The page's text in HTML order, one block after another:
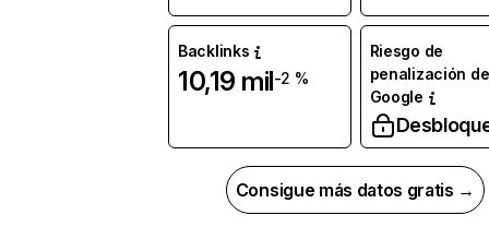
Backlinks
10,19 mil-2 %
Riesgo de
penalización de
Google
Consigue más datos gratis →